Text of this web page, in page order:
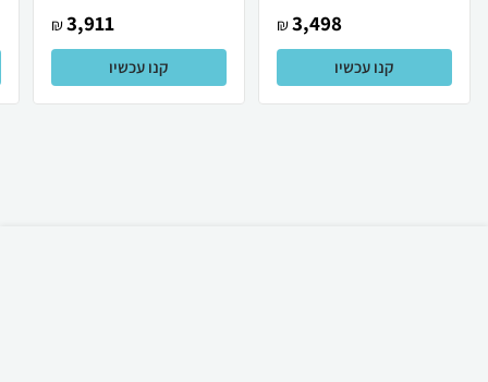
3,498
₪
קנו עכשיו
3,911
₪
קנו עכשיו